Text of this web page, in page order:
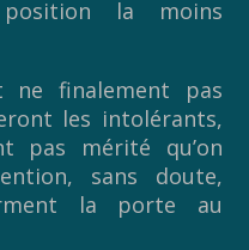
la moins
ne finalement pas
les intolérants,
pas mérité qu’on
sans doute,
la porte au